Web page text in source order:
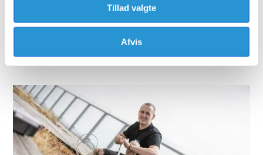
Tillad valgte
Afvis
øjenhøjde og følger op, også efter opgaven er afsluttet, hvis du
har opfølgende spørgsmål.